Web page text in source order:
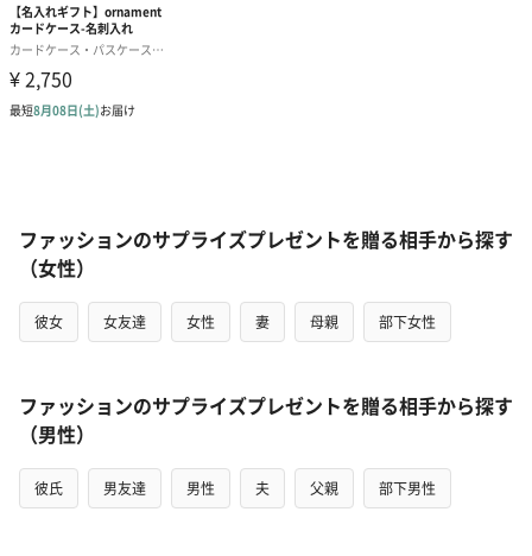
ファッションのサプライズプレゼントを贈る相手から探す
（女性）
彼女 女友達 女性 妻 母親 部下女性
ファッションのサプライズプレゼントを贈る相手から探す
（男性）
彼氏 男友達 男性 夫 父親 部下男性